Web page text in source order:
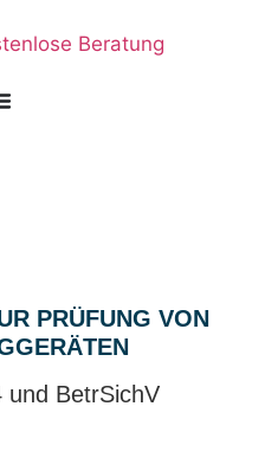
Beratung
PRÜFUNG VON
und BetrSichV